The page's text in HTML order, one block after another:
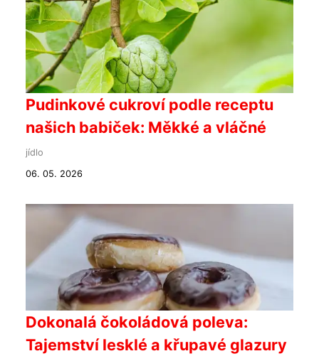
Pudinkové cukroví podle receptu
našich babiček: Měkké a vláčné
jídlo
06. 05. 2026
Dokonalá čokoládová poleva:
Tajemství lesklé a křupavé glazury